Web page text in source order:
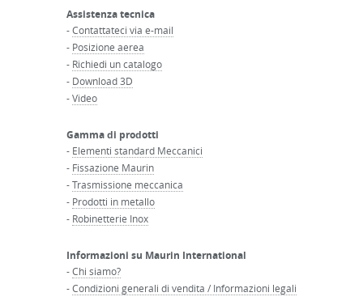
Assistenza tecnica
-Contattateci via e-mail
- Posizione aerea
- Richiedi un catalogo
- Download 3D
-Video
Gamma di prodotti
- Elementi standard Meccanici
- Fissazione Maurin
-Trasmissione meccanica
- Prodotti in metallo
- Robinetterie Inox
Informazioni su Maurin International
-Chi siamo?
-Condizioni generali di vendita / Informazioni legali